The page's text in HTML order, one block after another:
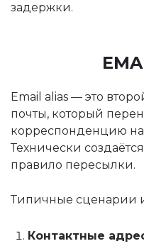
задержки.
Email alias — это
почты, который
корреспонденцию
Технически
правило пересылки.
Типичные сценарии
Контактные